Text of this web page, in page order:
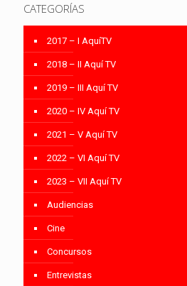
CATEGORÍAS
2017 – I AquíTV
2018 – II Aquí TV
2019 – III Aquí TV
2020 – IV Aquí TV
2021 – V Aquí TV
2022 – VI Aquí TV
2023 – VII Aquí TV
Audiencias
Cine
Concursos
Entrevistas